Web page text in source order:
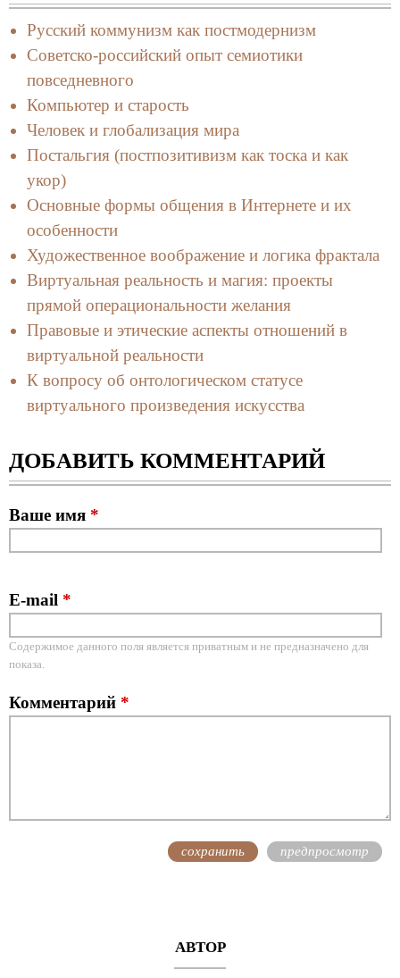
Русский коммунизм как постмодернизм
Советско-российский опыт семиотики
повседневного
Компьютер и старость
Человек и глобализация мира
Постальгия (постпозитивизм как тоска и как
укор)
Основные формы общения в Интернете и их
особенности
Художественное воображение и логика фрактала
Виртуальная реальность и магия: проекты
прямой операциональности желания
Правовые и этические аспекты отношений в
виртуальной реальности
К вопросу об онтологическом статусе
виртуального произведения искусства
ДОБАВИТЬ КОММЕНТАРИЙ
Ваше имя *
E-mail *
Содержимое данного поля является приватным и не предназначено для
показа.
Комментарий *
АВТОР